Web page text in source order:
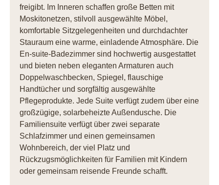
freigibt. Im Inneren schaffen große Betten mit
Moskitonetzen, stilvoll ausgewählte Möbel,
komfortable Sitzgelegenheiten und durchdachter
Stauraum eine warme, einladende Atmosphäre. Die
En-suite-Badezimmer sind hochwertig ausgestattet
und bieten neben eleganten Armaturen auch
Doppelwaschbecken, Spiegel, flauschige
Handtücher und sorgfältig ausgewählte
Pflegeprodukte. Jede Suite verfügt zudem über eine
großzügige, solarbeheizte Außendusche. Die
Familiensuite verfügt über zwei separate
Schlafzimmer und einen gemeinsamen
Wohnbereich, der viel Platz und
Rückzugsmöglichkeiten für Familien mit Kindern
oder gemeinsam reisende Freunde schafft.